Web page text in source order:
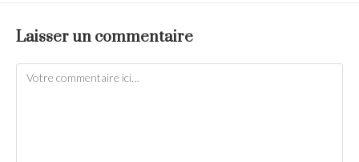
Laisser un commentaire
Comment